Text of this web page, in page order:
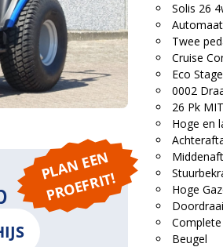
Solis 26
Automaat
Twee
Cruise
Eco
0002
26 Pk
Hoge en
Hoge
Beugel
P
L
A
N
E
E
N
P
R
O
E
F
RI
T!